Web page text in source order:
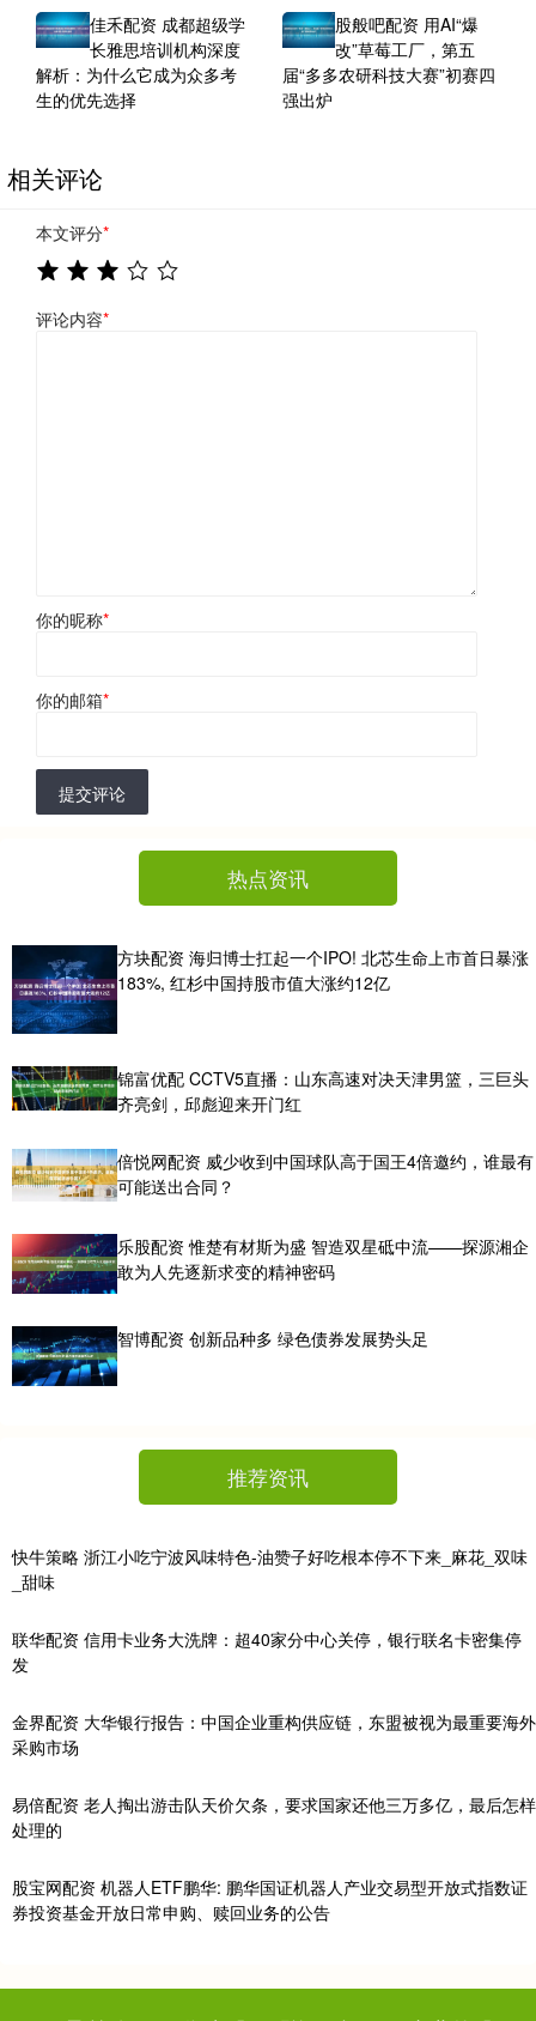
佳禾配资 成都超级学
长雅思培训机构深度
解析：为什么它成为众多考
生的优先选择
股般吧配资 用AI“爆
改”草莓工厂，第五
届“多多农研科技大赛”初赛四
强出炉
相关评论
本文评分*
评论内容*
你的昵称*
你的邮箱*
提交评论
热点资讯
方块配资 海归博士扛起一个IPO! 北芯生命上市首日暴涨
183%, 红杉中国持股市值大涨约12亿
锦富优配 CCTV5直播：山东高速对决天津男篮，三巨头
齐亮剑，邱彪迎来开门红
倍悦网配资 威少收到中国球队高于国王4倍邀约，谁最有
可能送出合同？
乐股配资 惟楚有材斯为盛 智造双星砥中流——探源湘企
敢为人先逐新求变的精神密码
智博配资 创新品种多 绿色债券发展势头足
推荐资讯
快牛策略 浙江小吃宁波风味特色-油赞子好吃根本停不下来_麻花_双味
_甜味
联华配资 信用卡业务大洗牌：超40家分中心关停，银行联名卡密集停
发
金界配资 大华银行报告：中国企业重构供应链，东盟被视为最重要海外
采购市场
易倍配资 老人掏出游击队天价欠条，要求国家还他三万多亿，最后怎样
处理的
股宝网配资 机器人ETF鹏华: 鹏华国证机器人产业交易型开放式指数证
券投资基金开放日常申购、赎回业务的公告